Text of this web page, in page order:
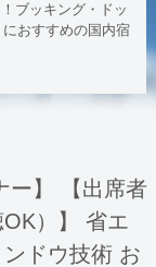
ブッキング・ドッ
おすすめの国内宿
ー】 【出席者
）】 省エ
ドウ技術 お